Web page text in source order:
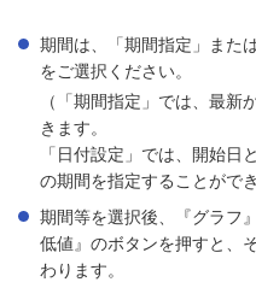
期間は、「期間指定」また
をご選択ください。
（「期間指定」では、最新
きます。
「日付設定」では、開始日
の期間を指定することがで
期間等を選択後、『グラフ
低値』のボタンを押すと、
わります。